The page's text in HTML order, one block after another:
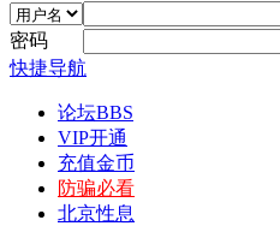
密码
快捷导航
论坛BBS
VIP开通
充值金币
防骗必看
北京性息